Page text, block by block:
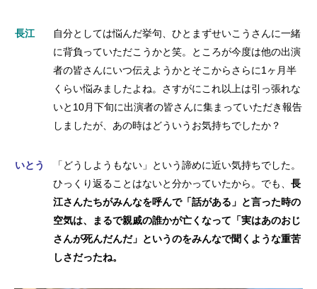
長江
自分としては悩んだ挙句、ひとまずせいこうさんに一緒
に背負っていただこうかと笑。ところが今度は他の出演
者の皆さんにいつ伝えようかとそこからさらに1ヶ月半
くらい悩みましたよね。さすがにこれ以上は引っ張れな
いと10月下旬に出演者の皆さんに集まっていただき報告
しましたが、あの時はどういうお気持ちでしたか？
いとう
「どうしようもない」という諦めに近い気持ちでした。
ひっくり返ることはないと分かっていたから。でも、 長
江さんたちがみんなを呼んで「話がある」と言った時の
空気は、まるで親戚の誰かが亡くなって「実はあのおじ
さんが死んだんだ」というのをみんなで聞くような重苦
しさだったね。